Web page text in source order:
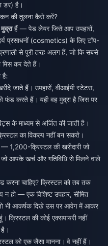
डर) है।
की तुलना कैसे करें?
हैं — पेड लेयर जिसे आप उपहारों,
प्रसाधनों (cosmetics) के लिए टॉप-
से पूरी तरह अलग हैं, जो कि सबसे
मिस कर देते हैं।
है:
जाते हैं। उपहारों, वीआईपी स्टेटस,
को फंड करते हैं। यही वह मुद्रा है जिस पर
के माध्यम से अर्जित की जाती है।
का विकल्प नहीं बन सकते।
— 1,200-क्रिस्टल की खरीदारी जो
आपके खर्च और गतिविधि से मिलने वाले
करना चाहिए? क्रिस्टल को तब तक
हो — एक विशिष्ट उपहार, सीमित
जो भी आकर्षक दिखे उस पर आवेग में आकर
क्रिस्टल की कोई एक्सपायरी नहीं
है।
को एक जैसा मानना। वे नहीं हैं।